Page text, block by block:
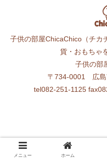
子供の部屋ChicaChico（チカ
貨・おもちゃ
子供の部
〒734-0001 広島
tel082-251-1125
メニュー ホーム